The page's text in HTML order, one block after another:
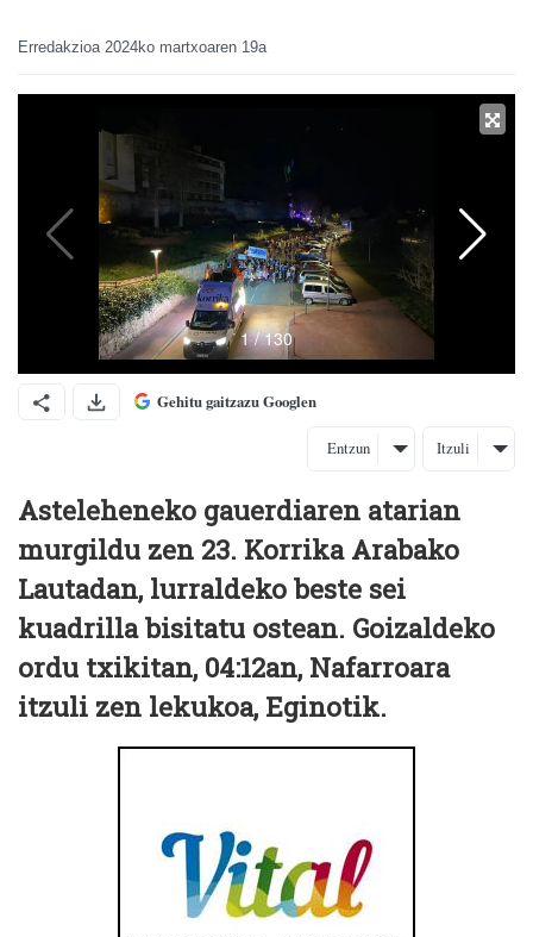
Erredakzioa 2024ko martxoaren 19a
Gehitu gaitzazu Googlen
Entzun Itzuli
Asteleheneko gauerdiaren atarian
murgildu zen 23. Korrika Arabako
Lautadan, lurraldeko beste sei
kuadrilla bisitatu ostean. Goizaldeko
ordu txikitan, 04:12an, Nafarroara
itzuli zen lekukoa, Eginotik.